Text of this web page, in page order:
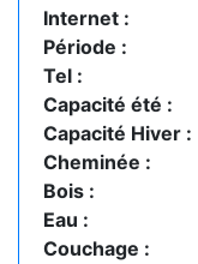
Internet :
Période :
Tel :
Capacité été :
Capacité Hiver :
Cheminée :
Bois :
Eau :
Couchage :